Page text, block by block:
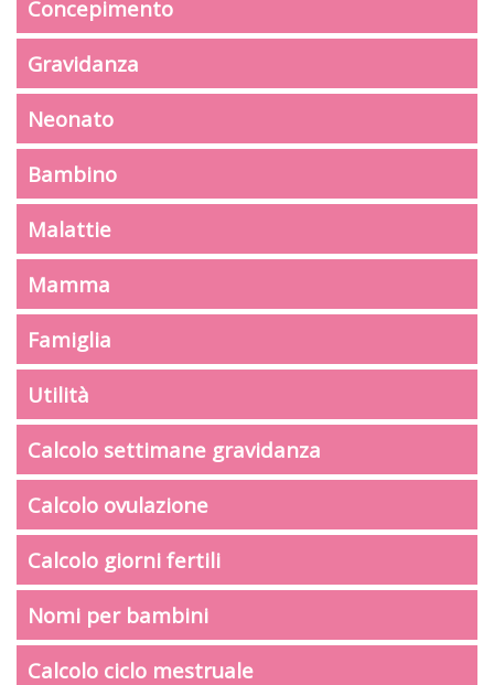
Concepimento
Gravidanza
Neonato
Bambino
Malattie
Mamma
Famiglia
Utilità
Calcolo settimane gravidanza
Calcolo ovulazione
Calcolo giorni fertili
Nomi per bambini
Calcolo ciclo mestruale